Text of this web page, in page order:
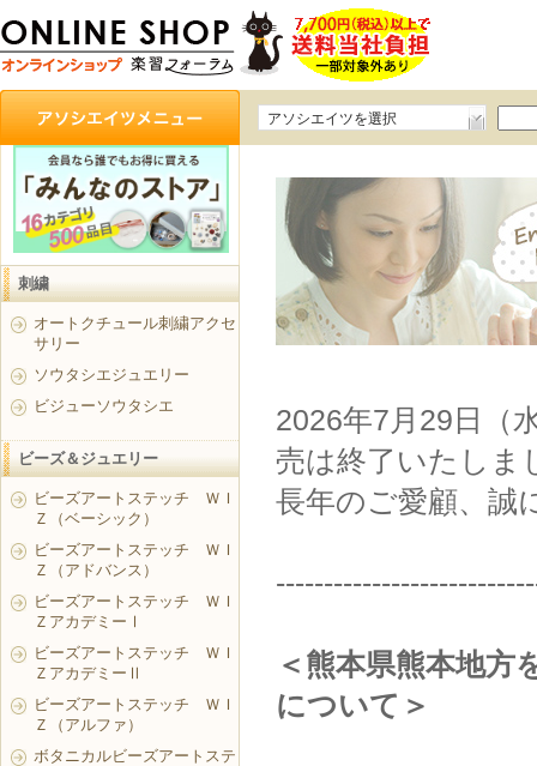
アソシエイツを選択
2026年7月29日（
売は終了いたしま
長年のご愛顧、誠
＜熊本県熊本地方
について＞
刺繍
オートクチュール刺繍アクセ
サリー
ソウタシエジュエリー
ビジューソウタシエ
ビーズ＆ジュエリー
ビーズアートステッチ ＷＩ
Ｚ（ベーシック）
ビーズアートステッチ ＷＩ
Ｚ（アドバンス）
ビーズアートステッチ ＷＩ
ＺアカデミーⅠ
ビーズアートステッチ ＷＩ
ＺアカデミーⅡ
ビーズアートステッチ ＷＩ
Ｚ（アルファ）
ボタニカルビーズアートステ